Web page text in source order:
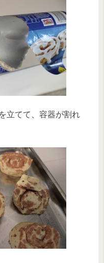
立てて、容器が割れ